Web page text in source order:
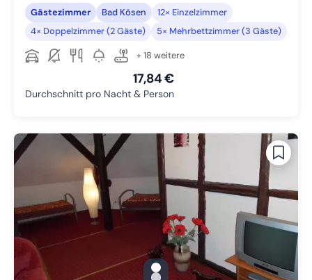
Gästezimmer Bad Kösen
12× Einzelzimmer
4× Doppelzimmer (2 Gäste)
5× Mehrbettzimmer (3 Gäste)
+ 18 weitere
17,84 €
Durchschnitt pro Nacht & Person
gallery.slide_selector